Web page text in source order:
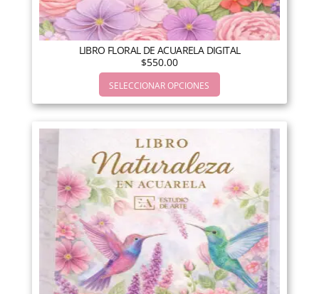
LIBRO FLORAL DE ACUARELA DIGITAL
$550.00
SELECCIONAR OPCIONES